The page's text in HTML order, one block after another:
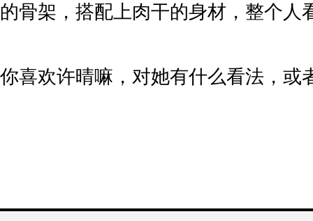
的骨架，搭配上肉干的身材，整个人
你喜欢许晴嘛，对她有什么看法，或